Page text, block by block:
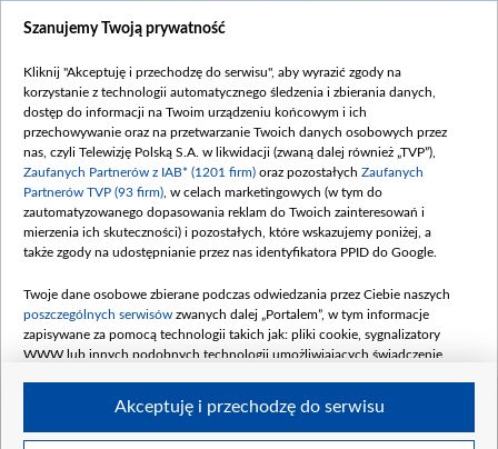
Dostępność
Procedura zgłoszeń wewnętrznych
Szanujemy Twoją prywatność
Kliknij "Akceptuję i przechodzę do serwisu", aby wyrazić zgody na
korzystanie z technologii automatycznego śledzenia i zbierania danych,
dostęp do informacji na Twoim urządzeniu końcowym i ich
przechowywanie oraz na przetwarzanie Twoich danych osobowych przez
nas, czyli Telewizję Polską S.A. w likwidacji (zwaną dalej również „TVP”),
Zaufanych Partnerów z IAB* (1201 firm) oraz pozostałych Zaufanych
Partnerów TVP (93 firm) , w celach marketingowych (w tym do
zautomatyzowanego dopasowania reklam do Twoich zainteresowań i
mierzenia ich skuteczności) i pozostałych, które wskazujemy poniżej, a
także zgody na udostępnianie przez nas identyfikatora PPID do Google.
Twoje dane osobowe zbierane podczas odwiedzania przez Ciebie naszych
poszczególnych serwisów zwanych dalej „Portalem”, w tym informacje
zapisywane za pomocą technologii takich jak: pliki cookie, sygnalizatory
WWW lub innych podobnych technologii umożliwiających świadczenie
Akceptuję i przechodzę do serwisu